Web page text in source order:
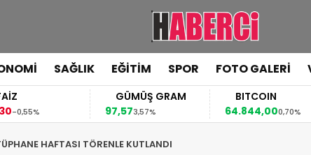
SAĞLIK EĞİTİM SPOR FOTO GALERİ
-0,55%
GÜMÜŞ GRAM
97,573,57%
BITCOIN
64.844,000,70%
HAFTASI TÖRENLE KUTLANDI